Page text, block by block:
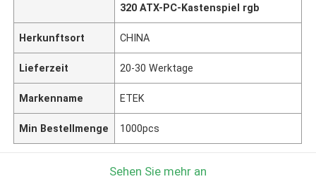
320 ATX-PC-Kastenspiel rgb
Herkunftsort CHINA
Lieferzeit 20-30 Werktage
Markenname ETEK
Min Bestellmenge 1000pcs
Sehen Sie mehr an